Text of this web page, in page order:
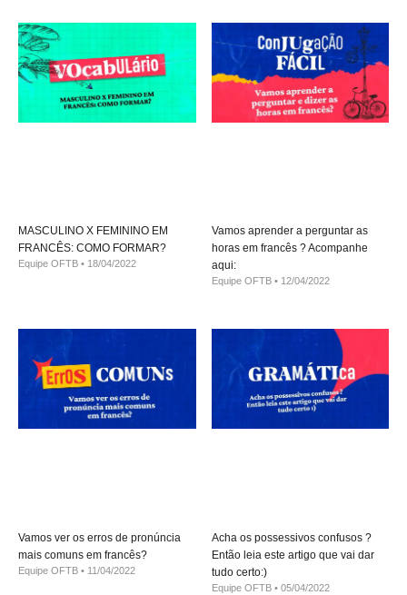
MASCULINO X FEMININO EM
FRANCÊS: COMO FORMAR?
Equipe OFTB 18/04/2022
Vamos aprender a perguntar as
horas em francês ? Acompanhe
aqui:
Equipe OFTB 12/04/2022
Vamos ver os erros de pronúncia
mais comuns em francês?
Equipe OFTB 11/04/2022
Acha os possessivos confusos ?
Então leia este artigo que vai dar
tudo certo:)
Equipe OFTB 05/04/2022